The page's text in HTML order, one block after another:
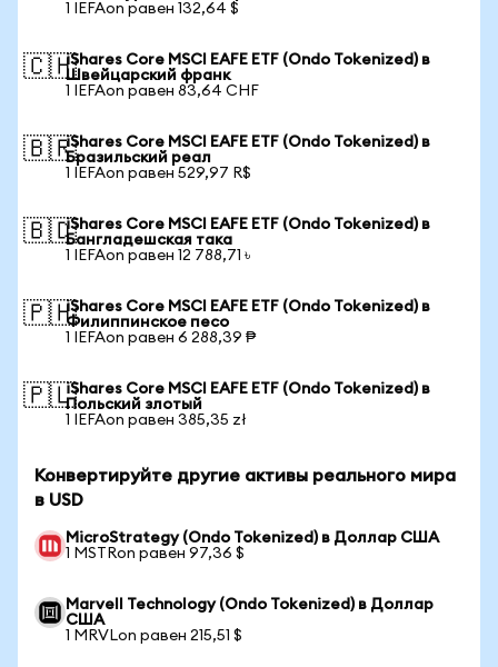
1 IEFAon равен 132,64 $
🇨🇭iShares Core MSCI EAFE ETF (Ondo Tokenized) в
Швейцарский франк
1 IEFAon равен 83,64 CHF
🇧🇷iShares Core MSCI EAFE ETF (Ondo Tokenized) в
Бразильский реал
1 IEFAon равен 529,97 R$
🇧🇩iShares Core MSCI EAFE ETF (Ondo Tokenized) в
Бангладешская така
1 IEFAon равен 12 788,71 ৳
🇵🇭iShares Core MSCI EAFE ETF (Ondo Tokenized) в
Филиппинское песо
1 IEFAon равен 6 288,39 ₱
🇵🇱iShares Core MSCI EAFE ETF (Ondo Tokenized) в
Польский злотый
1 IEFAon равен 385,35 zł
Конвертируйте другие активы реального мира
в USD
MicroStrategy (Ondo Tokenized) в Доллар США
1 MSTRon равен 97,36 $
Marvell Technology (Ondo Tokenized) в Доллар
США
1 MRVLon равен 215,51 $